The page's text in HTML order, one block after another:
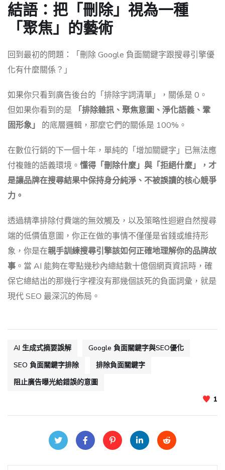
結語：把「刪除」視為一種
「聚焦」的藝術
回到最初的問題：「刪除 Google 負面關鍵字跟搜尋引擎優
化有什麼關係？」
如果你只看到廣告後台的「排除字詞清單」，關係是 0。
但如果你看到的是
「排除雜訊、聚焦意圖、淨化語義、鞏
固形象」
的底層邏輯，那麼它們的關係是 100%。
在數位行銷的下一個十年，單純的「增加關鍵字」已無法應
付複雜的語義環境。 懂得「刪除什麼」與「拒絕什麼」，才
是讓品牌在搜尋結果中保持身分純淨、不被誤讀的核心競爭
力。
透過精準排除付費端的無效觸及，以及策略性迴避自然搜尋
端的低價值意圖，你正在做的事情不僅僅是省錢或維持形
象，你是在親手訓練搜尋引擎該如何正確地理解你的品牌故
事 。當 AI 能夠在零點幾秒內總結數十億個網頁資訊時，確
保它總結出的那幾行字裡沒有那幾個該死的負面詞彙，就是
現代 SEO 最深沉的佈局。
AI 生成式摘要誤解
Google 負面關鍵字與SEO優化
SEO 負面關鍵字排除
排除負面關鍵字
阻止廣告曝光給錯誤的意圖
1